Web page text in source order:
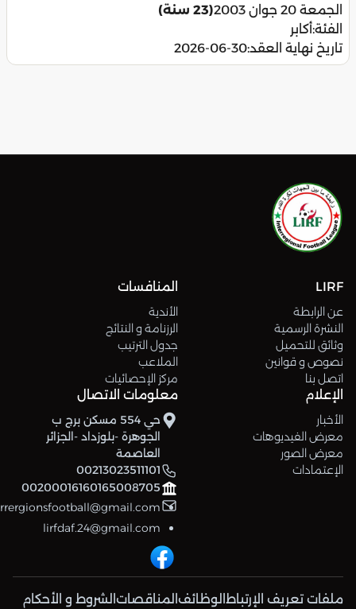
الجمعة 20 جوان 2003
(23 سنة)
الفئة:أكابر
تاريخ نهاية العقد:2026-06-30
LIRF
عن الرابطة
النشرة الرسمية
وثائق للتحميل
نصوص و قوانين
اتصل بنا
المنافسات
الأندية
الرزنامة و النتائج
جدول الترتيب
الملاعب
مركز الإحصائيات
الإعلام
الأخبار
معرض الفيديوهات
معرض الصور
الإعتمادات
معلومات الاتصال
حي 554 مسكن برج ب
الجوهرة -بلوزداد -الجزائر
العاصمة
00213023511101
00200016160165008705
lirfdaf.24@gmail.com
ملفات تعريف الإرتباط الوظائف المناقصات الشروط و الأحكام